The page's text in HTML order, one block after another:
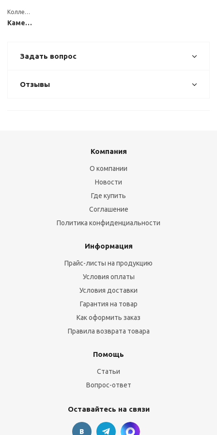
Коллекция
Каменные
Задать вопрос
Отзывы
Компания
О компании
Новости
Где купить
Соглашение
Политика конфиденциальности
Информация
Прайс-листы на продукцию
Условия оплаты
Условия доставки
Гарантия на товар
Как оформить заказ
Правила возврата товара
Помощь
Статьи
Вопрос-ответ
Оставайтесь на связи